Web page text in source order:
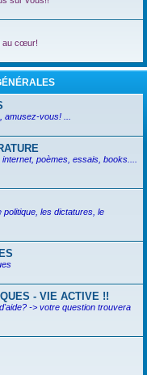
au cœur!
vous! ...
poèmes, essais, books....
les dictatures, le
- VIE ACTIVE !!
-> votre question trouvera